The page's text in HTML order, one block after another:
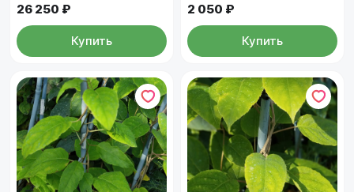
26 250 ₽
Купить
2 050 ₽
Купить